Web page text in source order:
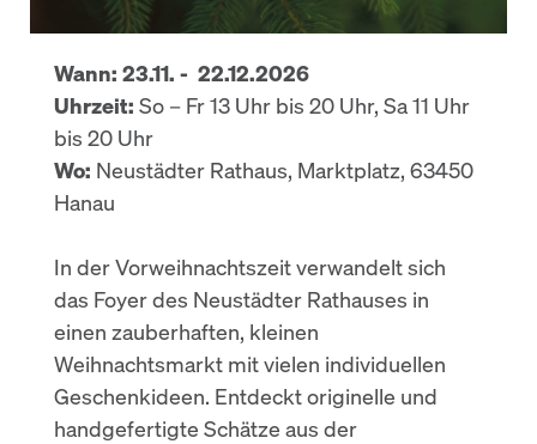
Wann: 23.11. - 22.12.2026
Uhrzeit: So – Fr 13 Uhr bis 20 Uhr, Sa 11 Uhr
bis 20 Uhr
Wo: Neustädter Rathaus, Marktplatz, 63450
Hanau
In der Vorweihnachtszeit verwandelt sich
das Foyer des Neustädter Rathauses in
einen zauberhaften, kleinen
Weihnachtsmarkt mit vielen individuellen
Geschenkideen. Entdeckt originelle und
handgefertigte Schätze aus der